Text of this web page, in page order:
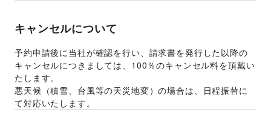
キャンセルについて
予約申請後に当社が確認を行い、請求書を発行した以降の
キャンセルにつきましては、100％のキャンセル料を頂戴い
たします。
悪天候（積雪、台風等の天災地変）の場合は、日程振替に
て対応いたします。